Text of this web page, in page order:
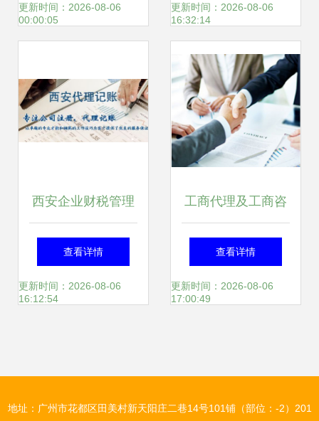
服务指南
更新时间：2026-08-06
00:00:05
工商注册与长期运
营保障
更新时间：2026-08-06
16:32:14
西安企业财税管理
指南 代理记账、纳
税申报与工商咨询
查看详情
更新时间：2026-08-06
16:12:54
工商代理及工商咨
询服务详解
查看详情
更新时间：2026-08-06
17:00:49
地址：广州市花都区田美村新天阳庄二巷14号101铺（部位：-2）201